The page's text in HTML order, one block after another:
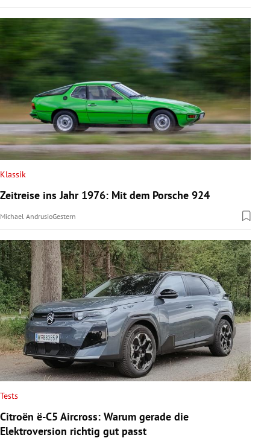
Klassik
Zeitreise ins Jahr 1976: Mit dem Porsche 924
Michael AndrusioGestern
Tests
Citroën ë-C5 Aircross: Warum gerade die
Elektroversion richtig gut passt